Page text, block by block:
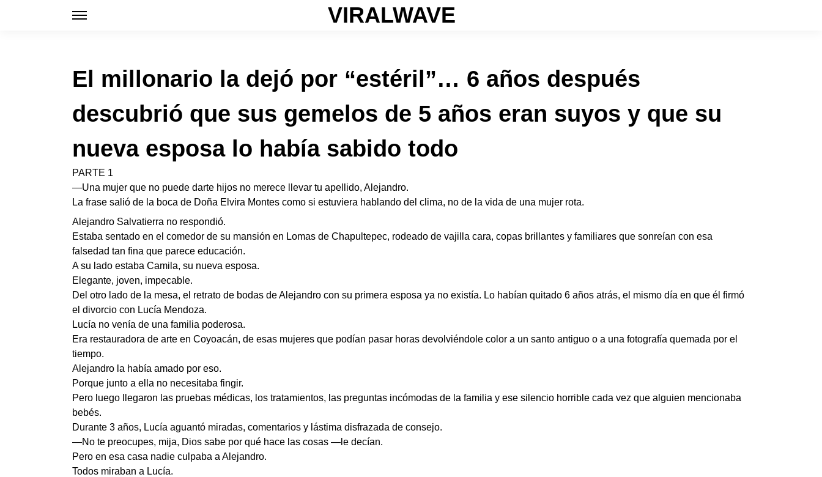
VIRALWAVE
El millonario la dejó por “estéril”… 6 años después
descubrió que sus gemelos de 5 años eran suyos y que su
nueva esposa lo había sabido todo
PARTE 1
—Una mujer que no puede darte hijos no merece llevar tu apellido, Alejandro.
La frase salió de la boca de Doña Elvira Montes como si estuviera hablando del clima, no de la vida de una mujer rota.
Alejandro Salvatierra no respondió.
Estaba sentado en el comedor de su mansión en Lomas de Chapultepec, rodeado de vajilla cara, copas brillantes y familiares que sonreían con esa
falsedad tan fina que parece educación.
A su lado estaba Camila, su nueva esposa.
Elegante, joven, impecable.
Del otro lado de la mesa, el retrato de bodas de Alejandro con su primera esposa ya no existía. Lo habían quitado 6 años atrás, el mismo día en que él firmó
el divorcio con Lucía Mendoza.
Lucía no venía de una familia poderosa.
Era restauradora de arte en Coyoacán, de esas mujeres que podían pasar horas devolviéndole color a un santo antiguo o a una fotografía quemada por el
tiempo.
Alejandro la había amado por eso.
Porque junto a ella no necesitaba fingir.
Pero luego llegaron las pruebas médicas, los tratamientos, las preguntas incómodas de la familia y ese silencio horrible cada vez que alguien mencionaba
bebés.
Durante 3 años, Lucía aguantó miradas, comentarios y lástima disfrazada de consejo.
—No te preocupes, mija, Dios sabe por qué hace las cosas —le decían.
Pero en esa casa nadie culpaba a Alejandro.
Todos miraban a Lucía.